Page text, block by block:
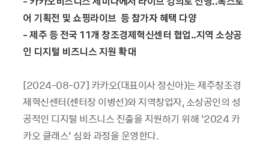
어 기획전 및 쇼핑라이브 등 참가자 혜택 다양
- 제주 등 전국 11개 창조경제혁신센터 협업..지역 소상공
인 디지털 비즈니스 지원 확대
[2024-08-07] 카카오(대표이사 정신아)는 제주창조경
제혁신센터(센터장 이병선)와 지역창업자, 소상공인의 성
공적인 디지털 비즈니스 진출을 지원하기 위해 ‘2024 카
카오 클래스’ 심화 과정을 운영한다.